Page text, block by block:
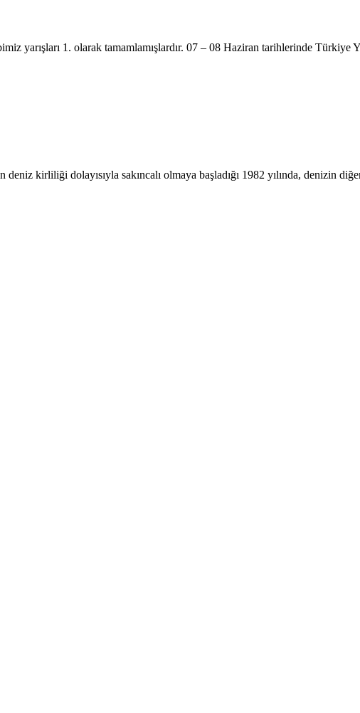
yarışları 1. olarak tamamlamışlardır. 07 – 08 Haziran tarihlerinde Türkiye
kirliliği dolayısıyla sakıncalı olmaya başladığı 1982 yılında, denizin